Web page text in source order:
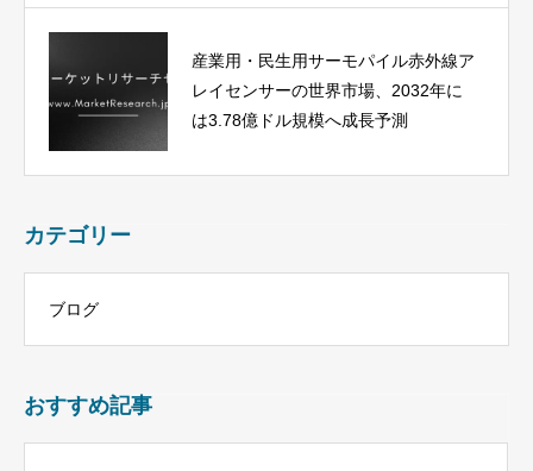
産業用・民生用サーモパイル赤外線ア
レイセンサーの世界市場、2032年に
は3.78億ドル規模へ成長予測
カテゴリー
ブログ
おすすめ記事